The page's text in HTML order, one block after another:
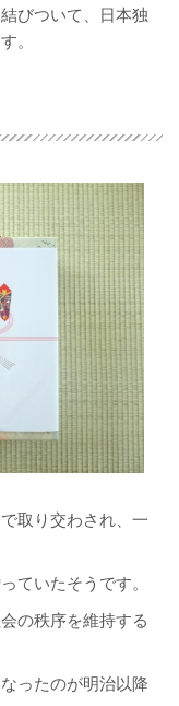
びついて、日本独
。
取り交わされ、一
ていたそうです。
の秩序を維持する
ったのが明治以降